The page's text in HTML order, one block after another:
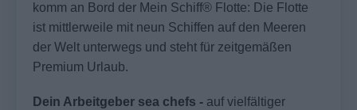
komm an Bord der Mein Schiff® Flotte: Die Flotte
ist mittlerweile mit neun Schiffen auf den Meeren
der Welt unterwegs und steht für zeitgemäßen
Premium Urlaub.
Dein Arbeitgeber sea chefs - auf vielfältiger